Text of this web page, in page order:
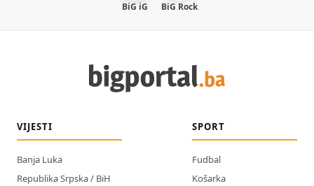
BiG iG BiG Rock
VIJESTI
Banja Luka
Republika Srpska / BiH
SPORT
Fudbal
Košarka